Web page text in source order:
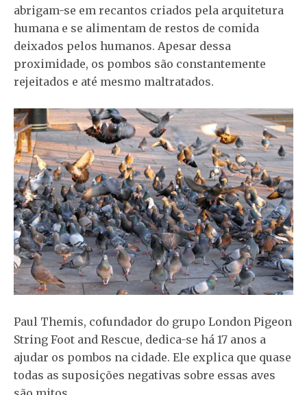
abrigam-se em recantos criados pela arquitetura
humana e se alimentam de restos de comida
deixados pelos humanos. Apesar dessa
proximidade, os pombos são constantemente
rejeitados e até mesmo maltratados.
Paul Themis, cofundador do grupo London Pigeon
String Foot and Rescue, dedica-se há 17 anos a
ajudar os pombos na cidade. Ele explica que quase
todas as suposições negativas sobre essas aves